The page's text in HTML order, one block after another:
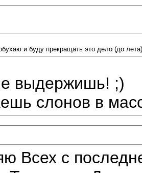
и буду прекращать это дело (до лета)
выдержишь! ;)
слонов в
Всех с